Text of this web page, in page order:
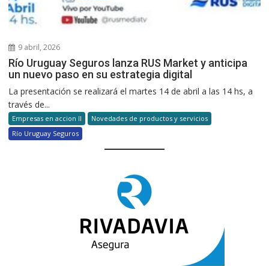
9 abril, 2026
Río Uruguay Seguros lanza RUS Market y anticipa
un nuevo paso en su estrategia digital
La presentación se realizará el martes 14 de abril a las 14 hs, a
través de...
Empresas en accion II
Novedades de productos y servicios
Río Uruguay Seguros